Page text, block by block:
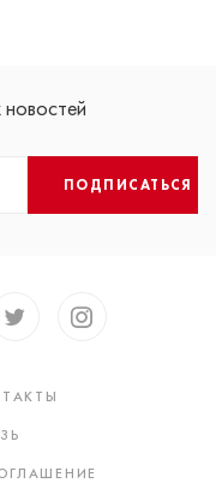
новостей
ПОДПИСАТЬСЯ